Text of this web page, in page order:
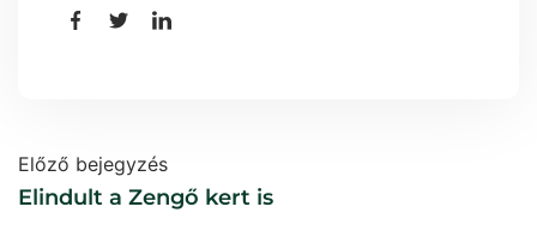
Előző bejegyzés
Elindult a Zengő kert is